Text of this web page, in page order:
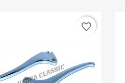
favorite_border